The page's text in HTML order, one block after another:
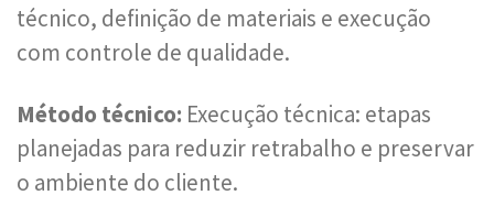
técnico, definição de materiais e execução
com controle de qualidade.
Método técnico: Execução técnica: etapas
planejadas para reduzir retrabalho e preservar
o ambiente do cliente.